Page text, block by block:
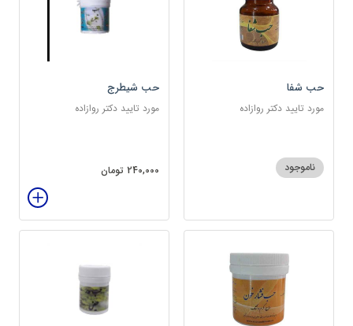
حب شفا
مورد تایید دکتر روازاده
ناموجود
حب شیطرج
مورد تایید دکتر روازاده
240,000 تومان